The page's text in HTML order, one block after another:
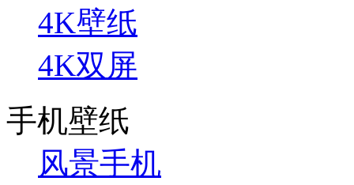
4K壁纸
4K双屏
手机壁纸
风景手机